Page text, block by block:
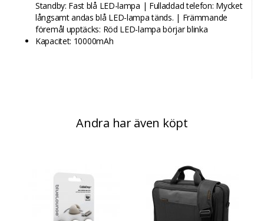
Standby: Fast blå LED-lampa | Fulladdad telefon: Mycket
långsamt andas blå LED-lampa tänds. | Främmande
föremål upptäcks: Röd LED-lampa börjar blinka
Kapacitet: 10000mAh
Andra har även köpt